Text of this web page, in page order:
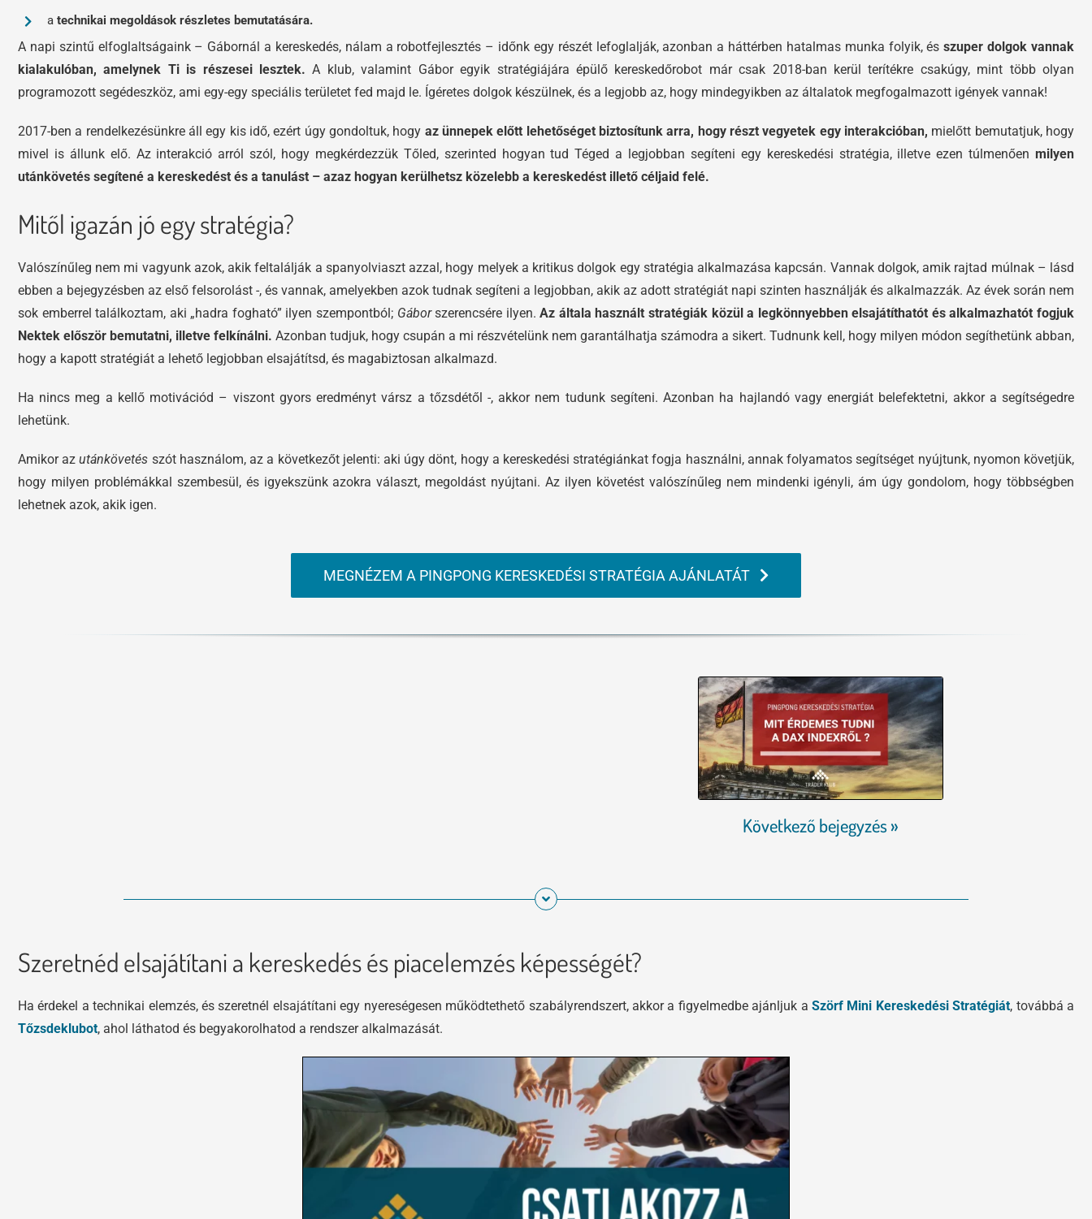
a technikai megoldások részletes bemutatására.
A napi szintű elfoglaltságaink – Gábornál a kereskedés, nálam a robotfejlesztés – időnk egy részét lefoglalják, azonban a háttérben hatalmas munka folyik, ésszuper dolgok vannak
kialakulóban, amelynek Ti is részesei lesztek. A klub, valamint Gábor egyik stratégiájára épülő kereskedőrobot már csak 2018-ban kerül terítékre csakúgy, mint több olyan
programozott segédeszköz, ami egy-egy speciális területet fed majd le. Ígéretes dolgok készülnek, és a legjobb az, hogy mindegyikben az általatok megfogalmazott igények vannak!
2017-ben a rendelkezésünkre áll egy kis idő, ezért úgy gondoltuk, hogy az ünnepek előtt lehetőséget biztosítunk arra, hogy részt vegyetek egy interakcióban, mielőtt bemutatjuk, hogy
mivel is állunk elő. Az interakció arról szól, hogy megkérdezzük Tőled, szerinted hogyan tud Téged a legjobban segíteni egy kereskedési stratégia, illetve ezen túlmenően milyen
utánkövetés segítené a kereskedést és a tanulást – azaz hogyan kerülhetsz közelebb a kereskedést illető céljaid felé.
Mitől igazán jó egy stratégia?
Valószínűleg nem mi vagyunk azok, akik feltalálják a spanyolviaszt azzal, hogy melyek a kritikus dolgok egy stratégia alkalmazása kapcsán. Vannak dolgok, amik rajtad múlnak – lásd
ebben a bejegyzésben az első felsorolást -, és vannak, amelyekben azok tudnak segíteni a legjobban, akik az adott stratégiát napi szinten használják és alkalmazzák. Az évek során nem
sok emberrel találkoztam, aki „hadra fogható” ilyen szempontból; Gáborszerencsére ilyen.Az általa használt stratégiák közül a legkönnyebben elsajátíthatót és alkalmazhatót fogjuk
Nektek először bemutatni, illetve felkínálni. Azonban tudjuk, hogy csupán a mi részvételünk nem garantálhatja számodra a sikert. Tudnunk kell, hogy milyen módon segíthetünk abban,
hogy a kapott stratégiát a lehető legjobban elsajátítsd, és magabiztosan alkalmazd.
Ha nincs meg a kellő motivációd – viszont gyors eredményt vársz a tőzsdétől -, akkor nem tudunk segíteni. Azonban ha hajlandó vagy energiát belefektetni, akkor a segítségedre
lehetünk.
Amikor azutánkövetés szót használom, az a következőt jelenti: aki úgy dönt, hogy a kereskedési stratégiánkat fogja használni, annak folyamatos segítséget nyújtunk, nyomon követjük,
hogy milyen problémákkal szembesül, és igyekszünk azokra választ, megoldást nyújtani. Az ilyen követést valószínűleg nem mindenki igényli, ám úgy gondolom, hogy többségben
lehetnek azok, akik igen.
MEGNÉZEM A PINGPONG KERESKEDÉSI STRATÉGIA AJÁNLATÁT
Következő bejegyzés »
Szeretnéd elsajátítani a kereskedés és piacelemzés képességét?
Ha érdekel a technikai elemzés, és szeretnél elsajátítani egy nyereségesen működtethető szabályrendszert, akkor a figyelmedbe ajánljuk a Szörf Mini Kereskedési Stratégiát, továbbá a
Tőzsdeklubot, ahol láthatod és begyakorolhatod a rendszer alkalmazását.